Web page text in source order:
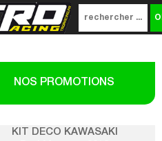
NOS PROMOTIONS
KIT DECO KAWASAKI